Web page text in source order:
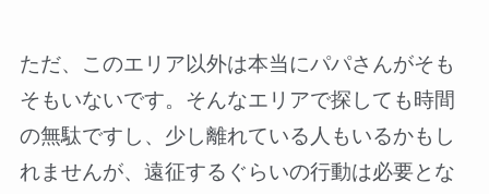
ただ、このエリア以外は本当にパパさんがそも
そもいないです。そんなエリアで探しても時間
の無駄ですし、少し離れている人もいるかもし
れませんが、遠征するぐらいの行動は必要とな